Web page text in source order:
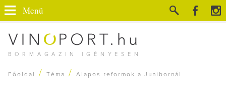
BORMAGAZIN IGÉNYESEN
Menü
Főoldal / Téma / Alapos reformok a Junibornál